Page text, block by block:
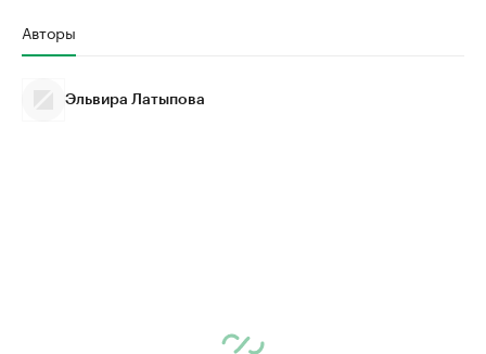
Авторы
Эльвира Латыпова